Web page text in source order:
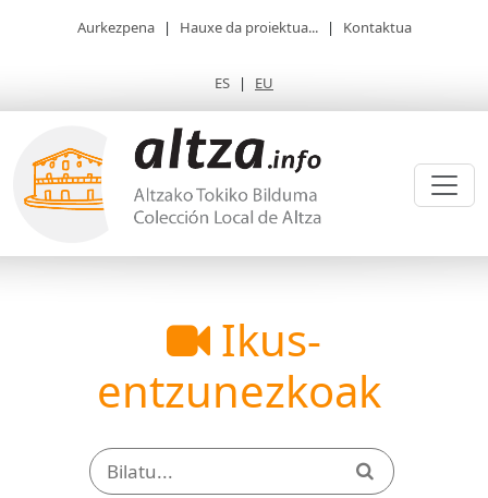
Aurkezpena | Hauxe da proiektua... | Kontaktua
ES | EU
Ikus-
entzunezkoak